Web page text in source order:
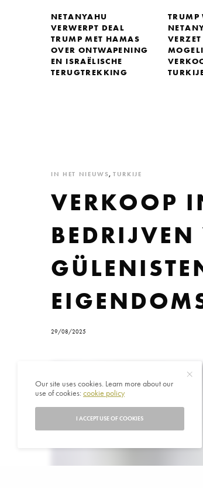
NETANYAHU
VERWERPT DEAL
TRUMP MET HAMAS
OVER ONTWAPENING
EN ISRAËLISCHE
TERUGTREKKING
TRUMP
IN HET NIEUWS, TURKIJE
VERKOOP
BEDRIJVEN
29/08/2025
Our site uses cookies. Learn more about our
use of cookies:cookie policy
I ACCEPT USE OF COOKIES